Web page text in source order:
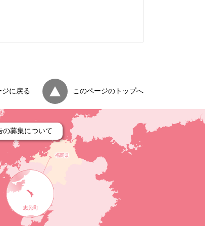
に戻る このページのトップへ
の募集について